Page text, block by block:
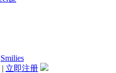
Smilies
| 立即注册